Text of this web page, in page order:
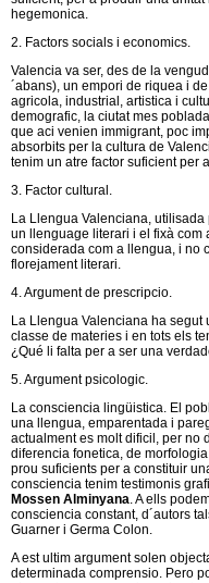
hegemonica.
2. Factors socials i economics.
Valencia va ser, des de la
´abans), un empori de riquea i
agricola, industrial, artistica i
demografic, la ciutat mes
que aci venien immigrant, poc
absorbits per la cultura de
tenim un atre factor suficient per
3. Factor cultural.
La Llengua Valenciana,
un llenguage literari i el fixà com
considerada com a llengua, i no
florejament literari.
4. Argument de prescripcio.
La Llengua Valenciana ha segut
classe de materies i en tots els
¿Qué li falta per a ser una
5. Argument psicologic.
La consciencia lingüistica. El
una llengua, emparentada i
actualment es molt dificil, per no
diferencia fonetica, de
prou suficients per a constituir
consciencia tenim testimonis
Mossen Alminyana. A ells
consciencia constant, d´autors
Guarner i Germa Colon.
A est ultim argument solen
determinada comprensio. Pero